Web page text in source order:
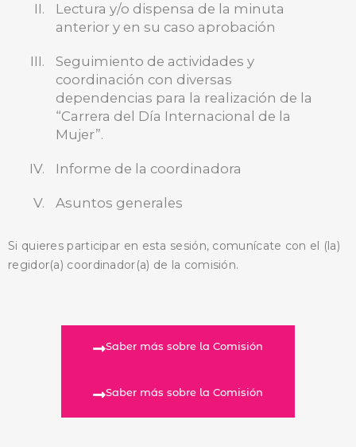
Lectura y/o dispensa de la minuta
anterior y en su caso aprobación
Seguimiento de actividades y
coordinación con diversas
dependencias para la realización de la
“Carrera del Día Internacional de la
Mujer”.
Informe de la coordinadora
Asuntos generales
Si quieres participar en esta sesión, comunícate con el (la)
regidor(a) coordinador(a) de la comisión.
Saber más sobre la Comisión
Saber más sobre la Comisión